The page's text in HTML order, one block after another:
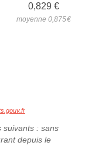
0,829 €
moyenne 0,875€
suivants : sans
depuis le